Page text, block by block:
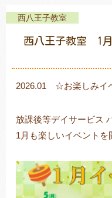
教室一覧
トレキ
西八王子教室
西八王子教室 1
2026.01 ☆お楽しみイ
放課後等デイサービス
1月も楽しいイベントを